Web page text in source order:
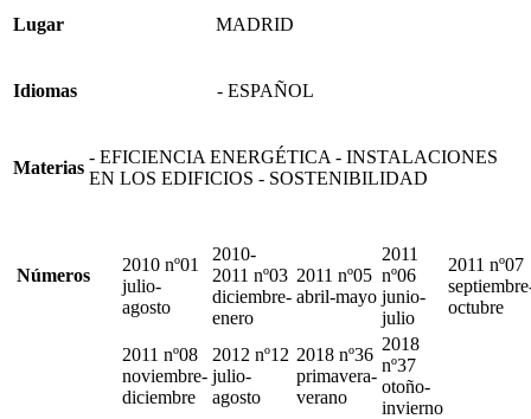
Lugar MADRID
Idiomas - ESPAÑOL
Materias
- EFICIENCIA ENERGÉTICA - INSTALACIONES
EN LOS EDIFICIOS - SOSTENIBILIDAD
Números
2010 nº01
julio-
agosto
2010-
2011 nº03
diciembre-
enero
2011 nº05
abril-mayo
2011
nº06
junio-
julio
2011 nº07
octubre
2011 nº08
noviembre-
diciembre
2012 nº12
julio-
agosto
2018 nº36
primavera-
verano
2018
nº37
otoño-
invierno